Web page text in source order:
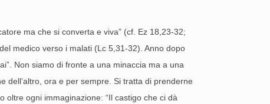
ma che si converta e viva” (cf. Ez 18,23-32;
medico verso i malati (Lc 5,31-32). Anno dopo
Non siamo di fronte a una minaccia ma a una
dell’altro, ora e per sempre. Si tratta di prenderne
oltre ogni immaginazione: “Il castigo che ci dà